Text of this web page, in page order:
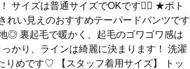
サイズは普通サイズでOKです🙆‍♀️ ★ボト
れい見えのおすすめテーパードパンツです
◎ 裏起毛で暖かく、起毛のゴワゴワ感は
かり、ラインは綺麗に決まります！ 洗濯
りめです♡ 【スタッフ着用サイズ】 トッ